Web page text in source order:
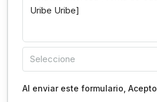
Seleccione
Al enviar este formulario, Acepto